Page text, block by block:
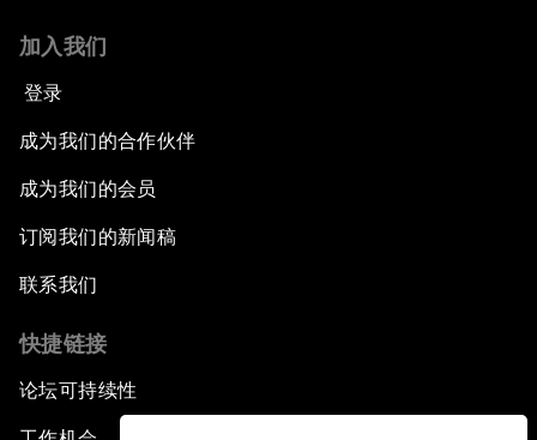
加入我们
登录
成为我们的合作伙伴
成为我们的会员
订阅我们的新闻稿
联系我们
快捷链接
论坛可持续性